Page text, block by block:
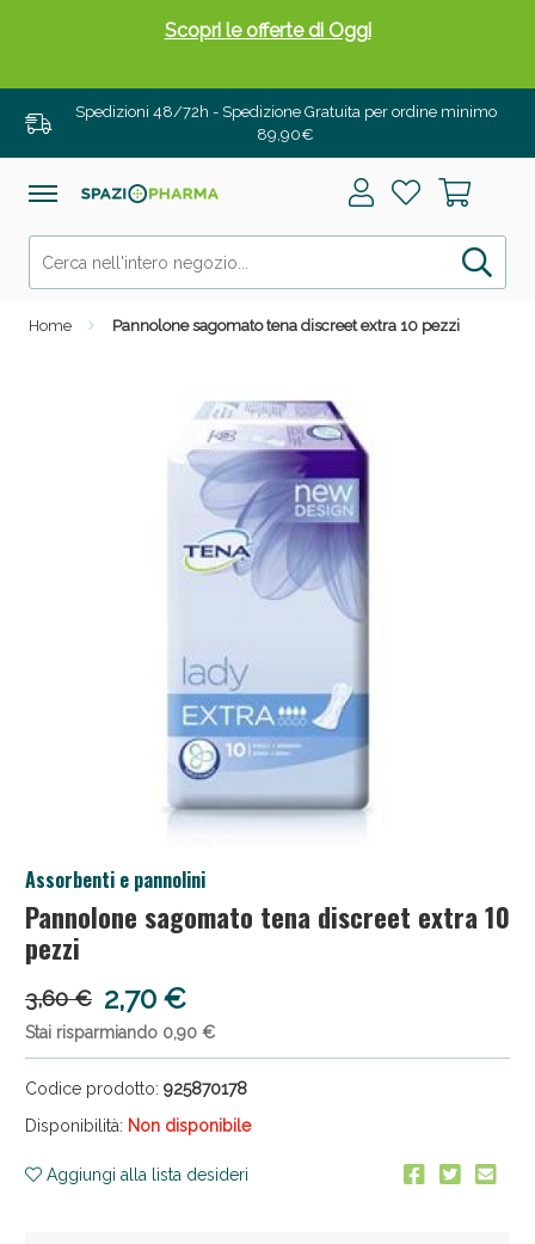
Spedizioni 48/72h - Spedizione Gratuita per ordine minimo
89,90€
Home Pannolone sagomato tena discreet extra 10 pezzi
Assorbenti e pannolini
Pannolone sagomato tena discreet extra 10
pezzi
3,60 € 2,70 €
Stai risparmiando 0,90 €
Codice prodotto: 925870178
Disponibilità: Non disponibile
Aggiungi alla lista desideri
Scopri le offerte di Oggi
Drenanti e Pancia Piatta: Sconti fino al 55% validi
solo per OGGI!
Salini e Multivitaminici: oggi Sconto extra fino al